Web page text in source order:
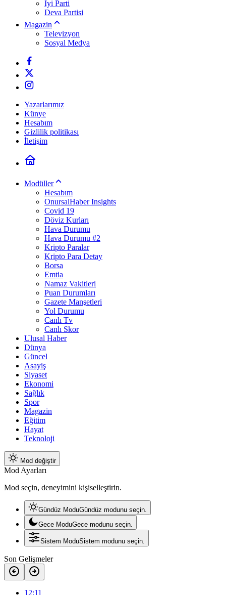
İyi Parti
Deva Partisi
Magazin
Televizyon
Sosyal Medya
Yazarlarımız
Künye
Hesabım
Gizlilik politikası
İletişim
Modüller
Hesabım
OnursalHaber Insights
Covid 19
Döviz Kurları
Hava Durumu
Hava Durumu #2
Kripto Paralar
Kripto Para Detay
Borsa
Emtia
Namaz Vakitleri
Puan Durumları
Gazete Manşetleri
Yol Durumu
Canlı Tv
Canlı Skor
Ulusal Haber
Dünya
Güncel
Asayiş
Siyaset
Ekonomi
Sağlık
Spor
Magazin
Eğitim
Hayat
Teknoloji
Mod değiştir
Mod Ayarları
Mod seçin, deneyimini kişiselleştirin.
Gündüz ModuGündüz modunu seçin.
Gece ModuGece modunu seçin.
Sistem ModuSistem modunu seçin.
Son Gelişmeler
12:11